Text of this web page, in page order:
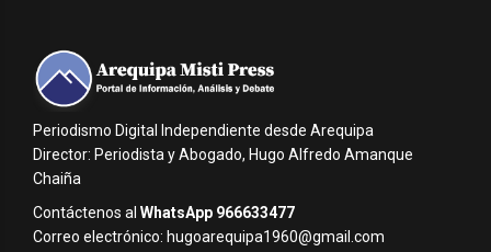
Periodismo Digital Independiente desde Arequipa
Director: Periodista y Abogado, Hugo Alfredo Amanque
Chaiña
Contáctenos al WhatsApp 966633477
Correo electrónico: hugoarequipa1960@gmail.com